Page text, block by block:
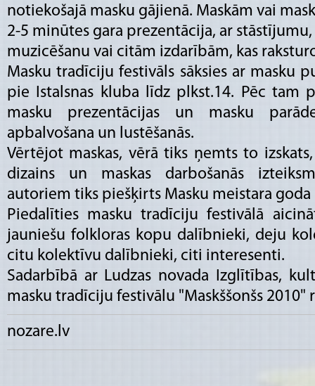
notiekošajā masku gājienā. Maskām vai
2-5 minūtes gara prezentācija, ar
muzicēšanu vai citām izdarībām, kas
Masku tradīciju festivāls sāksies ar masku
pie Istalsnas kluba līdz plkst.14. Pēc tam
masku prezentācijas un masku
apbalvošana un lustēšanās.
Vērtējot maskas, vērā tiks ņemts to
dizains un maskas darbošanās
autoriem tiks piešķirts Masku meistara goda
Piedalīties masku tradīciju festivālā
jauniešu folkloras kopu dalībnieki, deju
citu kolektīvu dalībnieki, citi interesenti.
Sadarbībā ar Ludzas novada Izglītības,
masku tradīciju festivālu "Maskššonšs 2010"
nozare.lv